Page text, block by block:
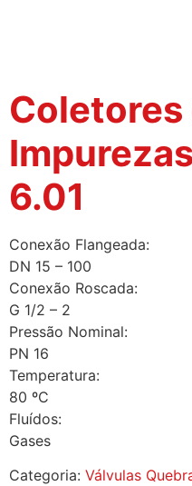
Coletores
6.01
Conexão Flangeada:
DN 15 – 100
Conexão Roscada:
G 1/2 – 2
Pressão Nominal:
PN 16
Temperatura:
80 ºC
Fluídos:
Gases
Categoria: Válvulas